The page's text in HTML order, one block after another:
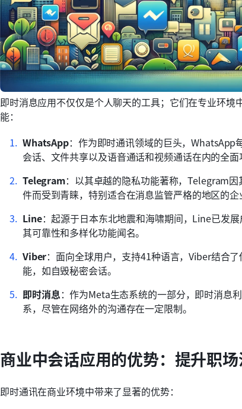
即时消息应用不仅仅是个人聊天的工具；它们在专业环
能：
WhatsApp：作为即时通讯领域的巨头，WhatsApp
会话、文件共享以及语音通话和视频通话在内的全
Telegram：以其卓越的隐私功能著称，Telegram
件而受到青睐，特别适合在消息监管严格的地区的
Line：起源于日本东北地震和海啸期间，Line已发
其可靠性和多样化功能闻名。
Viber：面向全球用户，支持41种语言，Viber结合
能，如自毁秘密会话。
即时消息：作为Meta生态系统的一部分，即时消息
系，尽管在网络外的沟通存在一定限制。
商业中会话应用的优势：提升职
即时通讯在商业环境中带来了显著的优势：